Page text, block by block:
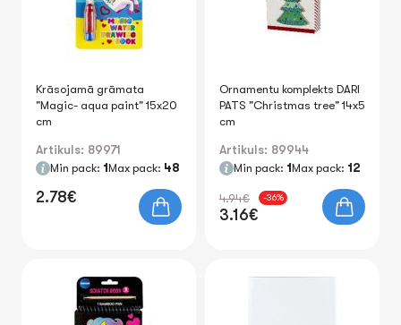
Krāsojamā grāmata
"Magic- aqua paint" 15x20
cm
Artikuls: 89971
Min pack: 1Max pack: 48
2.78€
Ornamentu komplekts DARI
PATS "Christmas tree" 14x5
cm
Artikuls: 89944
Min pack: 1Max pack: 12
4.94€ -36%
3.16€